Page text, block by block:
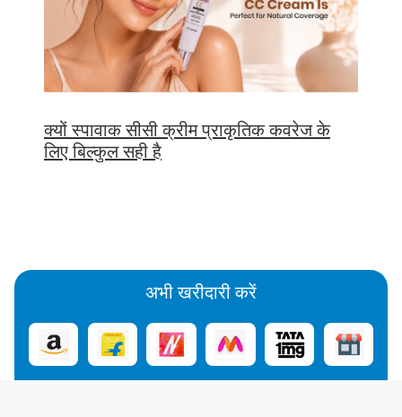
क्यों स्पावाक सीसी क्रीम प्राकृतिक कवरेज के
लिए बिल्कुल सही है
अभी खरीदारी करें